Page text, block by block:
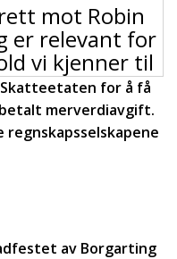
mot Robin
er relevant for
vi kjenner til
for å få
merverdiavgift.
regnskapsselskapene
av Borgarting